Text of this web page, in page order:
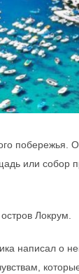
побережья.
или собор
Локрум.
написал о